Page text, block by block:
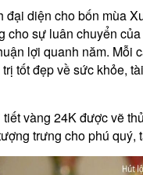
đại diện cho bốn mùa
cho sự luân chuyển
lợi quanh năm. Mỗi
tốt đẹp về sức khỏe,
vàng 24K được vẽ
trưng cho phú quý,